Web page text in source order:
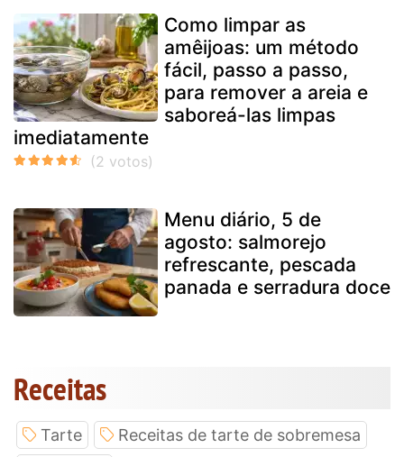
Como limpar as
amêijoas: um método
fácil, passo a passo,
para remover a areia e
saboreá-las limpas
imediatamente
Menu diário, 5 de
agosto: salmorejo
refrescante, pescada
panada e serradura doce
Receitas
Tarte
Receitas de tarte de sobremesa